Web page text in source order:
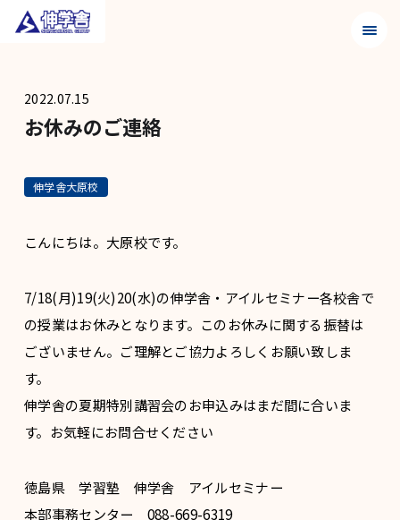
メニ
2022.07.15
お休みのご連絡
伸学舎大原校
こんにちは。大原校です。
7/18(月)19(火)20(水)の伸学舎・アイルセミナー各校舎で
の授業はお休みとなります。このお休みに関する振替は
ございません。ご理解とご協力よろしくお願い致しま
す。
伸学舎の夏期特別講習会のお申込みはまだ間に合いま
す。お気軽にお問合せください
徳島県 学習塾 伸学舎 アイルセミナー
本部事務センター 088-669-6319